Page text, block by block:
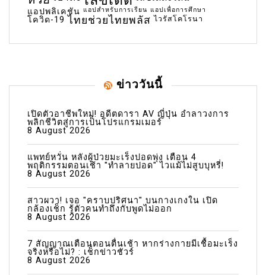
แอปพลิเคชัน แอปสำหรับการเรียน แอปเพื่อการศึกษา
โควิด-19 ไทยช่วยไทยพลัส ไวรัสโคโรนา
ข่าววันนี้
เปิดตัวอาชีพใหม่! อดีตดารา AV ญี่ปุ่น อำลาวงการ
พลิกชีวิตสู่การเป็นโปรแกรมเมอร์
8 August 2026
แพทย์หวั่น หลังผู้ป่วยมะเร็งปอดพุ่ง เตือน 4
พฤติกรรมตอนเช้า "ทำลายปอด" ไวแม้ไม่สูบบุหรี่!
8 August 2026
สาวผวา! เจอ "คราบปริศนา" บนกางเกงใน เปิด
กล้องเช็ก รู้ตัวคนทำถึงกับพูดไม่ออก
8 August 2026
7 สัญญาณเตือนตอนตื่นเช้า หากร่างกายมีเชื้อมะเร็ง
จริงหรือไม่? : เช็กข่าวชัวร์
8 August 2026